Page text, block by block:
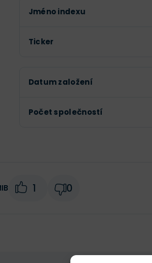
Jméno indexu
Ticker
Datum založení
Počet společností
1 0